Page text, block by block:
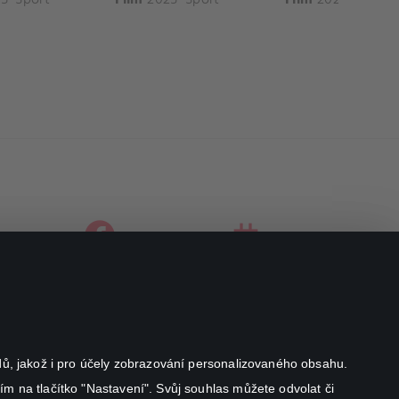
jakož i pro účely zobrazování personalizovaného obsahu.
na tlačítko "Nastavení". Svůj souhlas můžete odvolat či
facebookinstagram